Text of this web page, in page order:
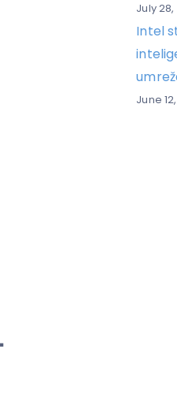
July
Intel
June